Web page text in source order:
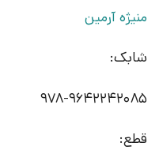
منیژه آرمین
شابک:
‫‭978-9642242085‬‬‬
قطع: